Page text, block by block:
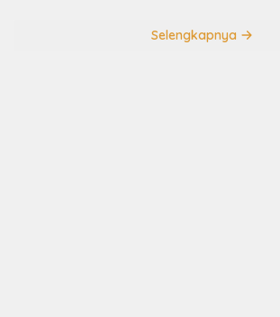
Selengkapnya